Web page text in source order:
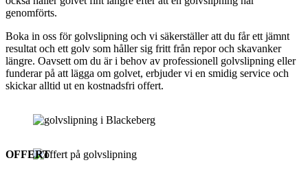
genomförts.
Boka in oss för golvslipning och vi säkerställer att du får ett jämnt
resultat och ett golv som håller sig fritt från repor och skavanker
längre. Oavsett om du är i behov av professionell golvslipning eller
funderar på att lägga om golvet, erbjuder vi en smidig service och
skickar alltid ut en kostnadsfri offert.
OFFERT